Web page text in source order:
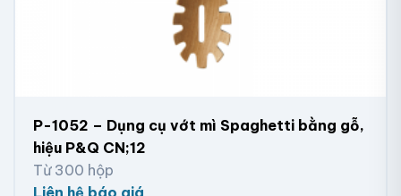
P-1052 – Dụng cụ vớt mì Spaghetti bằng gỗ,
hiệu P&Q CN;12
Từ 300 hộp
Liên hệ báo giá